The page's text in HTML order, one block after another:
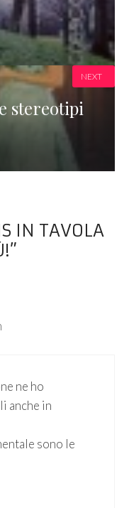
stereotipi
NEXT
IN TAVOLA
ne ho
anche in
sono le